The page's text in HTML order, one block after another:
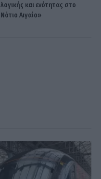
λογικής και ενότητας στο
Νότιο Αιγαίο»